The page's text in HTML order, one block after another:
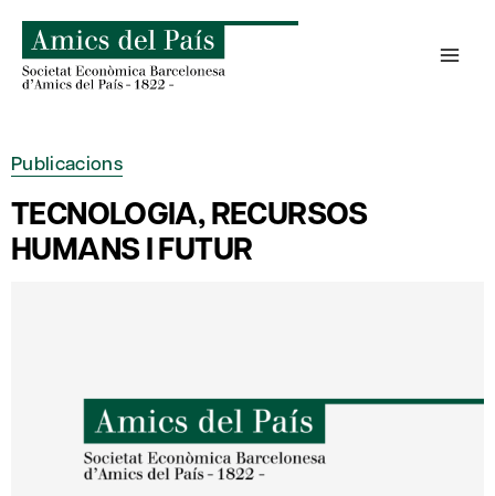
content
Publicacions
TECNOLOGIA, RECURSOS
HUMANS I FUTUR